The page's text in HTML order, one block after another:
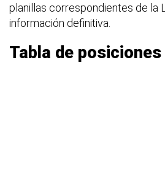
planillas correspondientes de la
información definitiva.
Tabla de posiciones